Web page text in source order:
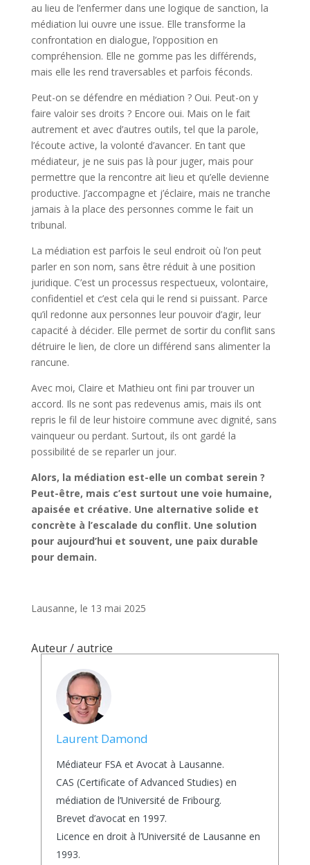
au lieu de l’enfermer dans une logique de sanction, la
médiation lui ouvre une issue. Elle transforme la
confrontation en dialogue, l’opposition en
compréhension. Elle ne gomme pas les différends,
mais elle les rend traversables et parfois féconds.
Peut-on se défendre en médiation ? Oui. Peut-on y
faire valoir ses droits ? Encore oui. Mais on le fait
autrement et avec d’autres outils, tel que la parole,
l’écoute active, la volonté d’avancer. En tant que
médiateur, je ne suis pas là pour juger, mais pour
permettre que la rencontre ait lieu et qu’elle devienne
productive. J’accompagne et j’éclaire, mais ne tranche
jamais à la place des personnes comme le fait un
tribunal.
La médiation est parfois le seul endroit où l’on peut
parler en son nom, sans être réduit à une position
juridique. C’est un processus respectueux, volontaire,
confidentiel et c’est cela qui le rend si puissant. Parce
qu’il redonne aux personnes leur pouvoir d’agir, leur
capacité à décider. Elle permet de sortir du conflit sans
détruire le lien, de clore un différend sans alimenter la
rancune.
Avec moi, Claire et Mathieu ont fini par trouver un
accord. Ils ne sont pas redevenus amis, mais ils ont
repris le fil de leur histoire commune avec dignité, sans
vainqueur ou perdant. Surtout, ils ont gardé la
possibilité de se reparler un jour.
Alors, la médiation est-elle un combat serein ?
Peut-être, mais c’est surtout une voie humaine,
apaisée et créative. Une alternative solide et
concrète à l’escalade du conflit. Une solution
pour aujourd’hui et souvent, une paix durable
pour demain.
Lausanne, le 13 mai 2025
Auteur / autrice
Laurent Damond
Médiateur FSA et Avocat à Lausanne.
CAS (Certificate of Advanced Studies) en
médiation de l’Université de Fribourg.
Brevet d’avocat en 1997.
Licence en droit à l’Université de Lausanne en
1993.